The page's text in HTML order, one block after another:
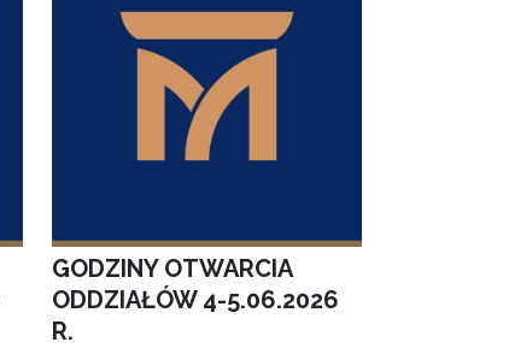
GODZINY OTWARCIA
ODDZIAŁÓW 4-5.06.2026
R.